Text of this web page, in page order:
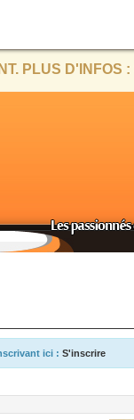
PLUS D'INFOS :
ici : S'inscrire